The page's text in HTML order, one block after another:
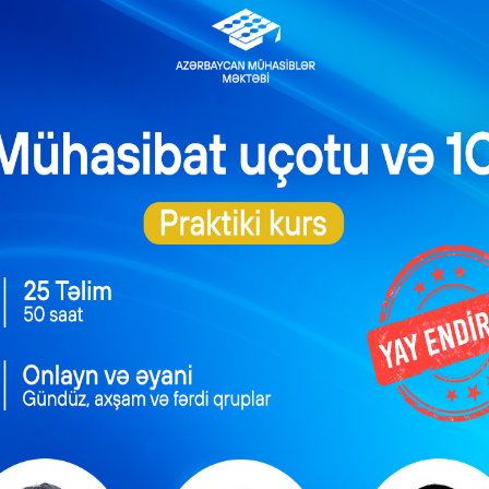
yeni hədəflər
orqanı özü dolduracaq